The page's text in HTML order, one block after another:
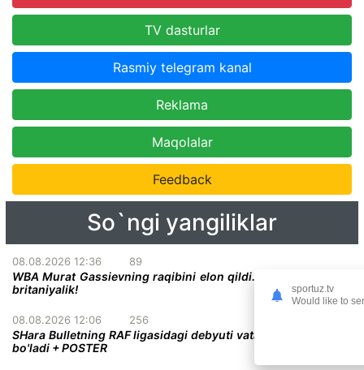
TV dasturlar
Rasmiy telegram kanal
Reklama
Maqolalar
Feedback
So`ngi yangiliklar
08.08.2026 12:36 89
WBA Murat Gassievning raqibini elon qildi. U mag'lubiyatsiz
britaniyalik!
08.08.2026 12:06 256
SHara Bulletning RAF ligasidagi debyuti vatandoshiga qarshi
bo'ladi + POSTER
sportuz.tv
Would like to